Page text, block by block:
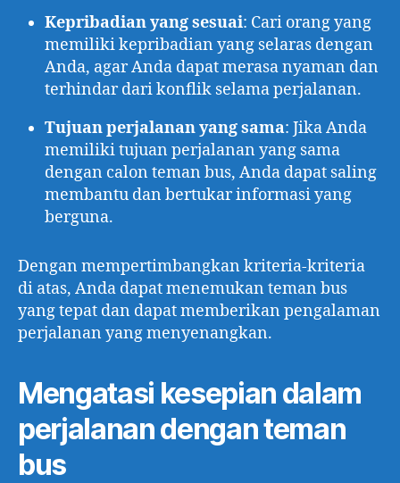
Kepribadian yang sesuai: Cari orang yang
memiliki kepribadian yang selaras dengan
Anda, agar Anda dapat merasa nyaman dan
terhindar dari konflik selama perjalanan.
Tujuan perjalanan yang sama: Jika Anda
memiliki tujuan perjalanan yang sama
dengan calon teman bus, Anda dapat saling
membantu dan bertukar informasi yang
berguna.
Dengan mempertimbangkan kriteria-kriteria
di atas, Anda dapat menemukan teman bus
yang tepat dan dapat memberikan pengalaman
perjalanan yang menyenangkan.
Mengatasi kesepian dalam
perjalanan dengan teman
bus